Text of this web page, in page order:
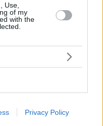
Use,
of my
with the
Privacy Policy
μου ζωή δεν
φημών ή σεναρίων
γεγονότα